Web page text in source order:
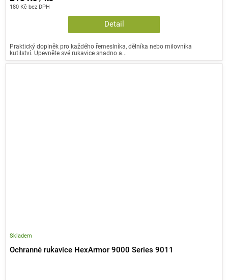
180 Kč bez DPH
Detail
Praktický doplněk pro každého řemeslníka, dělníka nebo milovníka
kutilství. Upevněte své rukavice snadno a...
Ochranné rukavice HexArmor 9000 Series 9011
Skladem